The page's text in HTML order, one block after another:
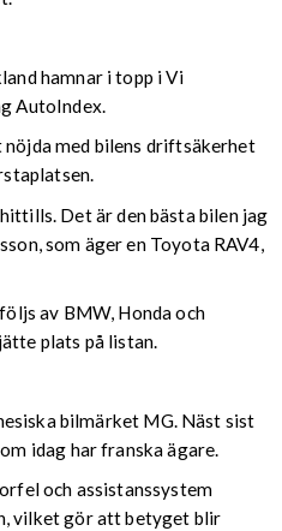
hamnar i topp i Vi
AutoIndex.
med bilens driftsäkerhet
Det är den bästa bilen jag
som äger en Toyota RAV4,
av BMW, Honda och
plats på listan.
bilmärket MG. Näst sist
idag har franska ägare.
och assistanssystem
vilket gör att betyget blir